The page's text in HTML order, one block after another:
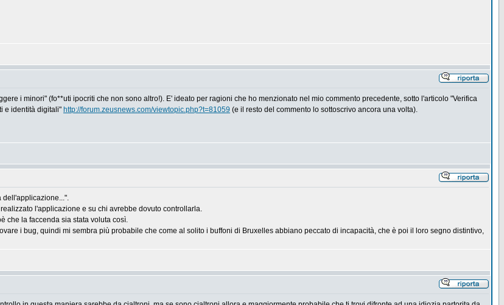
i minori" (fo**uti ipocriti che non sono altro!). E' ideato per ragioni che ho menzionato nel mio commento precedente, sotto l'articolo "Verifica
e identità digitali" http://forum.zeusnews.com/viewtopic.php?t=81059 (e il resto del commento lo sottoscrivo ancora una volta).
dell'applicazione...".
l'applicazione e su chi avrebbe dovuto controllarla.
che la faccenda sia stata voluta così.
i bug, quindi mi sembra più probabile che come al solito i buffoni di Bruxelles abbiano peccato di incapacità, che è poi il loro segno distintivo,